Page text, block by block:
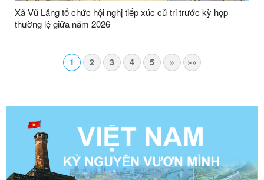
Xã Vũ Lăng tổ chức hội nghị tiếp xúc cử tri trước kỳ họp
thường lệ giữa năm 2026
1 2 3 4 5 » »»